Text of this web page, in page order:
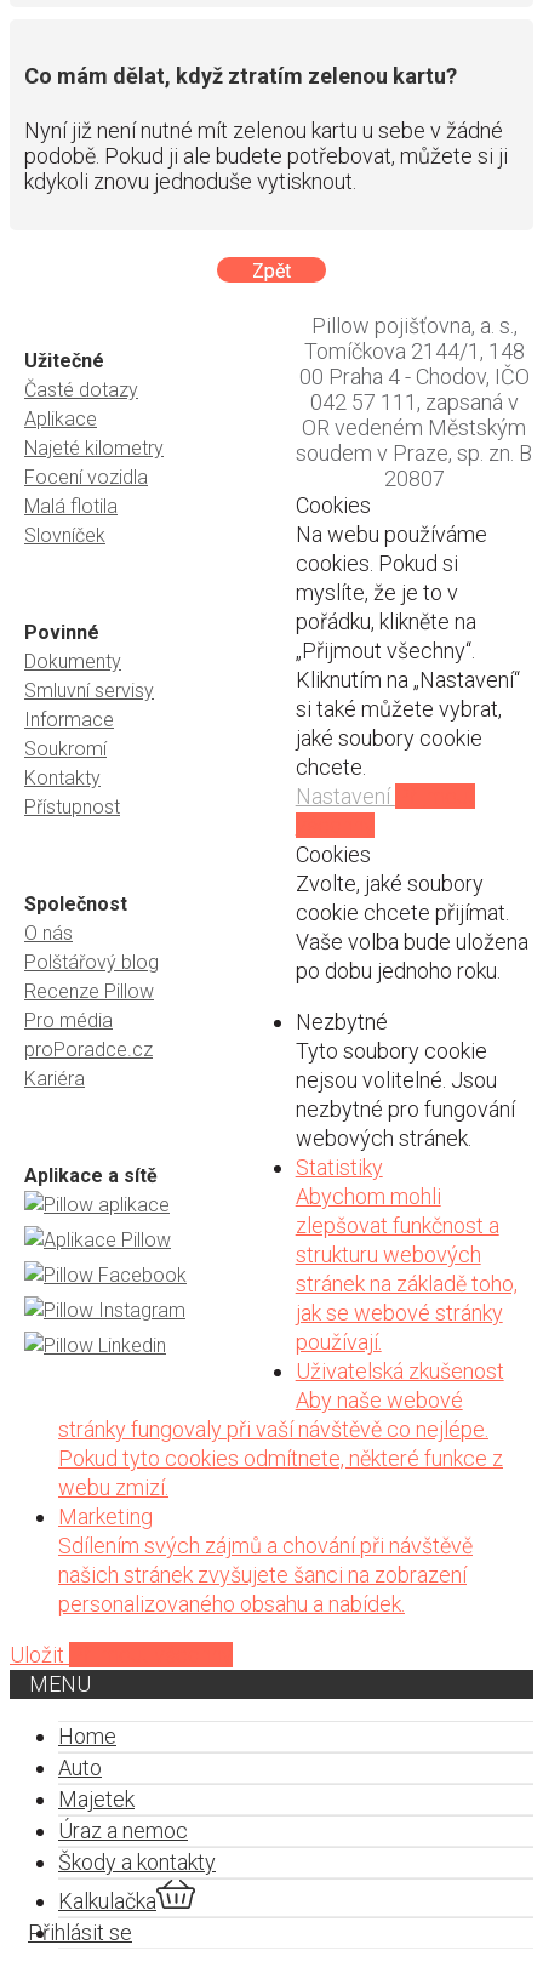
Co mám dělat, když ztratím zelenou kartu?
Nyní již není nutné mít zelenou kartu u sebe v žádné
podobě. Pokud ji ale budete potřebovat, můžete si ji
kdykoli znovu jednoduše vytisknout.
Zpět
Užitečné
Časté dotazy
Aplikace
Najeté kilometry
Focení vozidla
Malá flotila
Slovníček
Povinné
Dokumenty
Smluvní servisy
Informace
Soukromí
Kontakty
Přístupnost
Společnost
O nás
Polštářový blog
Recenze Pillow
Pro média
proPoradce.cz
Kariéra
Aplikace a sítě
Pillow pojišťovna, a. s.,
Tomíčkova 2144/1, 148
00 Praha 4 - Chodov, IČO
042 57 111, zapsaná v
OR vedeném Městským
soudem v Praze, sp. zn. B
20807
Cookies
Na webu používáme
cookies. Pokud si
myslíte, že je to v
pořádku, klikněte na
„Přijmout všechny“.
Kliknutím na „Nastavení“
si také můžete vybrat,
jaké soubory cookie
chcete.
Nastavení
Cookies
Zvolte, jaké soubory
cookie chcete přijímat.
Vaše volba bude uložena
po dobu jednoho roku.
Nezbytné
Tyto soubory cookie
nejsou volitelné. Jsou
nezbytné pro fungování
webových stránek.
Statistiky
Abychom mohli
zlepšovat funkčnost a
strukturu webových
stránek na základě toho,
jak se webové stránky
používají.
Uživatelská zkušenost
Aby naše webové
stránky fungovaly při vaší návštěvě co nejlépe.
Pokud tyto cookies odmítnete, některé funkce z
webu zmizí.
Marketing
Sdílením svých zájmů a chování při návštěvě
našich stránek zvyšujete šanci na zobrazení
personalizovaného obsahu a nabídek.
Uložit
MENU
Home
Auto
Majetek
Úraz a nemoc
Škody a kontakty
Kalkulačka
Přihlásit se